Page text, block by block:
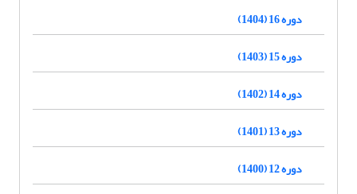
دوره 16 (1404)
دوره 15 (1403)
دوره 14 (1402)
دوره 13 (1401)
دوره 12 (1400)